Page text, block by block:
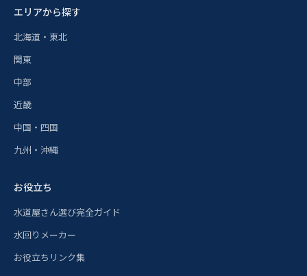
エリアから探す
北海道・東北
関東
中部
近畿
中国・四国
九州・沖縄
お役立ち
水道屋さん選び完全ガイド
水回りメーカー
お役立ちリンク集